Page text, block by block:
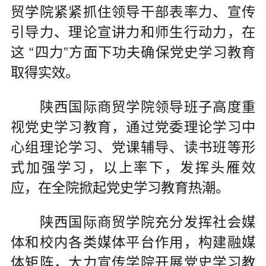
贸学院紧紧抓住领导干部表率力、宣传
引导力、理论宣讲力和师生行动力，在
这 “四力”方面下功夫确保党史学习教育
取得实效。
陕西国际商贸学院领导班子高度重
视党史学习教育，通过党委理论学习中
心组理论学习、党课辅导、读书班等形
式加强学习，以上率下，发挥头雁效
应，在全院掀起党史学习教育热潮。
陕西国际商贸学院充分发挥社会媒
体和校内各类媒体平台作用，构建融媒
体矩阵，大力宣传学院开展党史学习教